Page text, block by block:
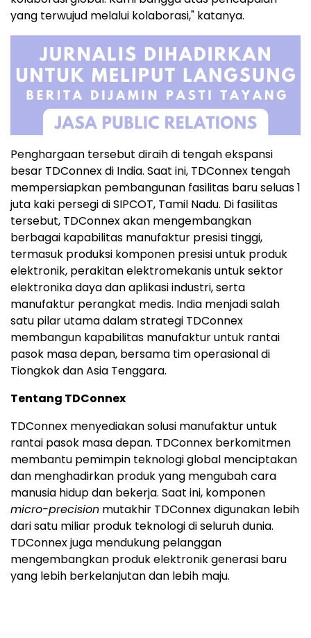
yang terwujud melalui kolaborasi," katanya.
Penghargaan tersebut diraih di tengah ekspansi
besar TDConnex di India. Saat ini, TDConnex tengah
mempersiapkan pembangunan fasilitas baru seluas 1
juta kaki persegi di SIPCOT, Tamil Nadu. Di fasilitas
tersebut, TDConnex akan mengembangkan
berbagai kapabilitas manufaktur presisi tinggi,
termasuk produksi komponen presisi untuk produk
elektronik, perakitan elektromekanis untuk sektor
elektronika daya dan aplikasi industri, serta
manufaktur perangkat medis. India menjadi salah
satu pilar utama dalam strategi TDConnex
membangun kapabilitas manufaktur untuk rantai
pasok masa depan, bersama tim operasional di
Tiongkok dan Asia Tenggara.
Tentang TDConnex
TDConnex menyediakan solusi manufaktur untuk
rantai pasok masa depan. TDConnex berkomitmen
membantu pemimpin teknologi global menciptakan
dan menghadirkan produk yang mengubah cara
manusia hidup dan bekerja. Saat ini, komponen
micro-precision mutakhir TDConnex digunakan lebih
dari satu miliar produk teknologi di seluruh dunia.
TDConnex juga mendukung pelanggan
mengembangkan produk elektronik generasi baru
yang lebih berkelanjutan dan lebih maju.